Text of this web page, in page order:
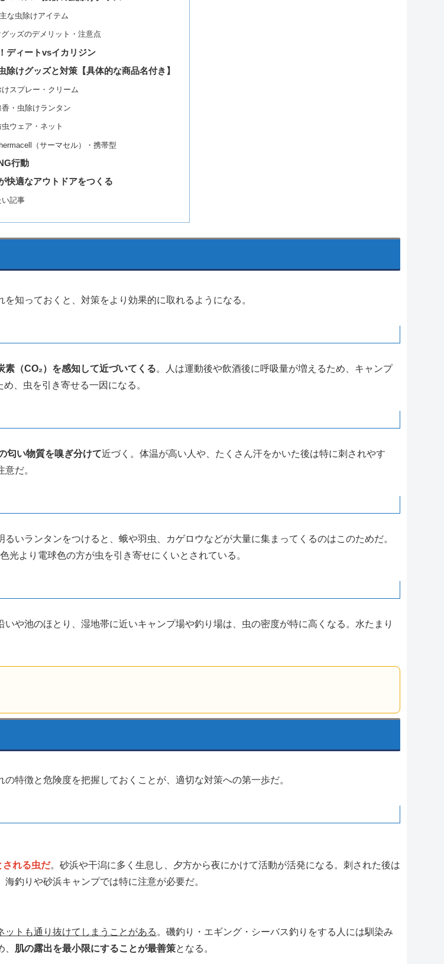
な虫除けアイテム
ッズのデメリット・注意点
ディートvsイカリジン
除けグッズと対策【具体的な商品名付き】
スプレー・クリーム
・虫除けランタン
ウェア・ネット
（サーマセル）・携帯型
行動
快適なアウトドアをつくる
記事
知っておくと、対策をより効果的に取れるようになる。
素（CO₂）を感知して近づいてくる。人は運動後や飲酒後に呼吸量が増えるため、キャンプ
、虫を引き寄せる一因になる。
匂い物質を嗅ぎ分けて近づく。体温が高い人や、たくさん汗をかいた後は特に刺されやす
だ。
いランタンをつけると、蛾や羽虫、カゲロウなどが大量に集まってくるのはこのためだ。
光より電球色の方が虫を引き寄せにくいとされている。
いや池のほとり、湿地帯に近いキャンプ場や釣り場は、虫の密度が特に高くなる。水たまり
特徴と危険度を把握しておくことが、適切な対策への第一歩だ。
される虫だ。砂浜や干潟に多く生息し、夕方から夜にかけて活動が活発になる。刺された後は
釣りや砂浜キャンプでは特に注意が必要だ。
トも通り抜けてしまうことがある 。磯釣り・エギング・シーバス釣りをする人には馴染み
肌の露出を最小限にすることが最善策となる。